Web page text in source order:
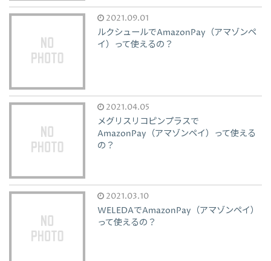
2021.09.01
ルクシュールでAmazonPay（アマゾンペ
イ）って使えるの？
2021.04.05
メグリスリコピンプラスで
AmazonPay（アマゾンペイ）って使える
の？
2021.03.10
WELEDAでAmazonPay（アマゾンペイ）
って使えるの？